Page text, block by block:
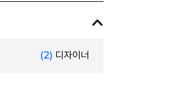
(2) 디자이너